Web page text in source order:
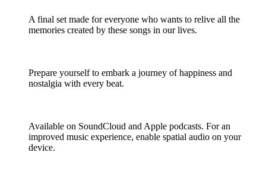
A final set made for everyone who wants to relive all the
memories created by these songs in our lives.
Prepare yourself to embark a journey of happiness and
nostalgia with every beat.
Available on SoundCloud and Apple podcasts. For an
improved music experience, enable spatial audio on your
device.